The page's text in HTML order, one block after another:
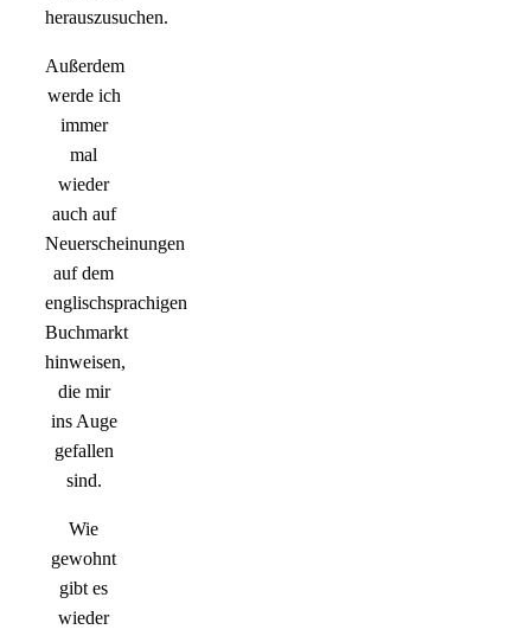
herauszusuchen.
Außerdem
werde ich
immer
mal
wieder
auch auf
Neuerscheinungen
auf dem
englischsprachigen
Buchmarkt
hinweisen,
die mir
ins Auge
gefallen
sind.
Wie
gewohnt
gibt es
wieder